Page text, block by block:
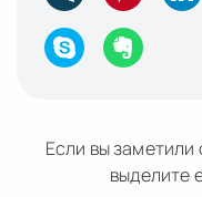
Если вы заметили
выделите